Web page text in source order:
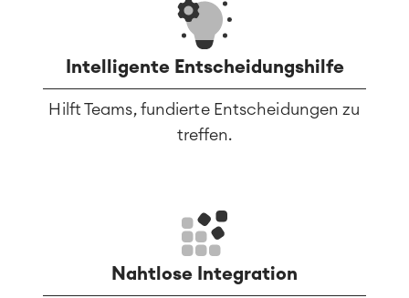
Intelligente Entscheidungshilfe
Hilft Teams, fundierte Entscheidungen zu
treffen.
Nahtlose Integration